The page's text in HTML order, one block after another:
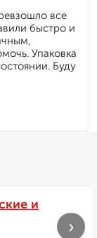
все
быстро и
Упаковка
Буду
и
›